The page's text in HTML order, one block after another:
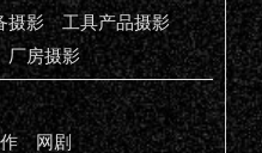
摄影
工具产品摄影
厂房摄影
网剧